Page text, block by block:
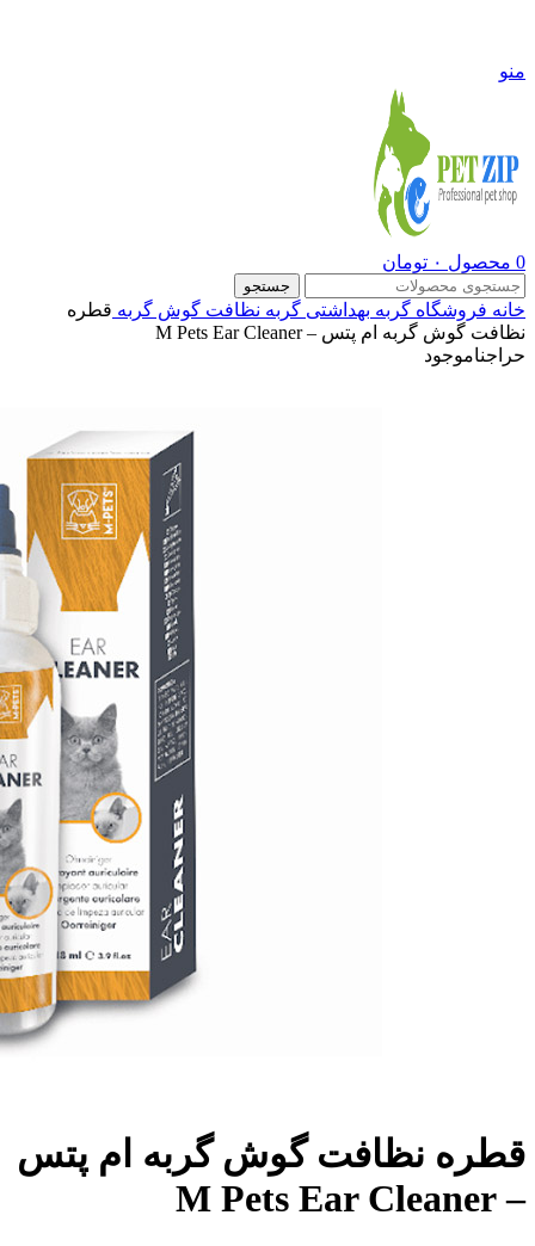
منو
0 محصول ۰ تومان
جستجو
خانه فروشگاه گربه بهداشتی گربه نظافت گوش گربه قطره
نظافت گوش گربه ام پتس – M Pets Ear Cleaner
حراجناموجود
قطره نظافت گوش گربه ام پتس
– M Pets Ear Cleaner